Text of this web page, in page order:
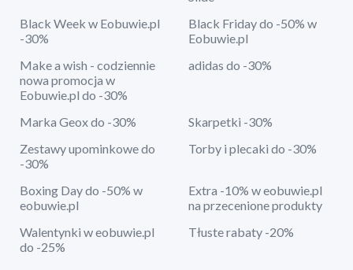
Black Week w Eobuwie.pl
-30%
Black Friday do -50% w
Eobuwie.pl
Make a wish - codziennie
nowa promocja w
Eobuwie.pl do -30%
adidas do -30%
Marka Geox do -30%
Skarpetki -30%
Zestawy upominkowe do
-30%
Torby i plecaki do -30%
Boxing Day do -50% w
eobuwie.pl
Extra -10% w eobuwie.pl
na przecenione produkty
Walentynki w eobuwie.pl
do -25%
Tłuste rabaty -20%